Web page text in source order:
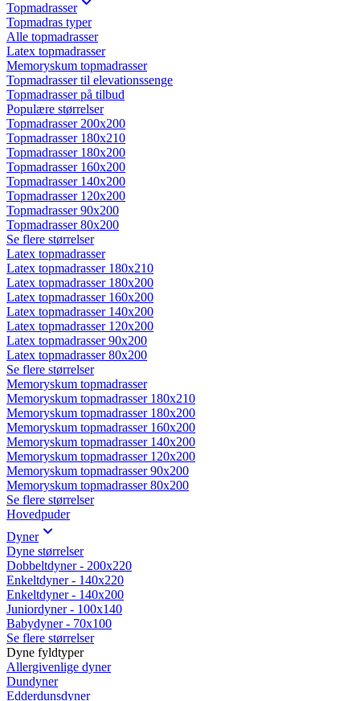
Topmadrasser
Topmadras typer
Alle topmadrasser
Latex topmadrasser
Memoryskum topmadrasser
Topmadrasser til elevationssenge
Topmadrasser på tilbud
Populære størrelser
Topmadrasser 200x200
Topmadrasser 180x210
Topmadrasser 180x200
Topmadrasser 160x200
Topmadrasser 140x200
Topmadrasser 120x200
Topmadrasser 90x200
Topmadrasser 80x200
Se flere størrelser
Latex topmadrasser
Latex topmadrasser 180x210
Latex topmadrasser 180x200
Latex topmadrasser 160x200
Latex topmadrasser 140x200
Latex topmadrasser 120x200
Latex topmadrasser 90x200
Latex topmadrasser 80x200
Se flere størrelser
Memoryskum topmadrasser
Memoryskum topmadrasser 180x210
Memoryskum topmadrasser 180x200
Memoryskum topmadrasser 160x200
Memoryskum topmadrasser 140x200
Memoryskum topmadrasser 120x200
Memoryskum topmadrasser 90x200
Memoryskum topmadrasser 80x200
Se flere størrelser
Hovedpuder
Dyner
Dyne størrelser
Dobbeltdyner - 200x220
Enkeltdyner - 140x220
Enkeltdyner - 140x200
Juniordyner - 100x140
Babydyner - 70x100
Se flere størrelser
Dyne fyldtyper
Allergivenlige dyner
Dundyner
Edderdunsdyner